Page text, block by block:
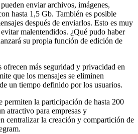
enviar archivos, imágenes,
hasta 1,5 Gb. También es posible
después de enviarlos. Esto es muy
malentendidos. ¿Qué pudo haber
su propia función de edición de
ofrecen más seguridad y privacidad en
que los mensajes se eliminen
un tiempo definido por los usuarios.
permiten la participación de hasta 200
atractivo para empresas y
centralizar la creación y compartición de